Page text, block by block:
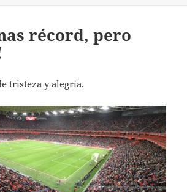
récord, pero
tristeza y alegría.